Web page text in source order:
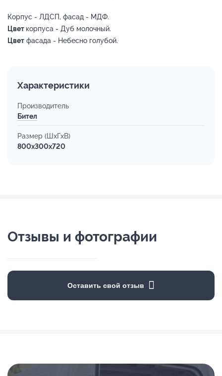
Корпус - ЛДСП, фасад - МДФ.
Цвет корпуса - Дуб молочный.
Цвет фасада - Небесно голубой.
Характеристики
Производитель
Бител
Размер (ШхГхВ)
800x300x720
Отзывы и фотографии
Оставить свой отзыв